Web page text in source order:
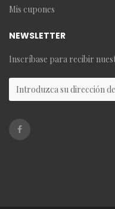
Mis cupones
NEWSLETTER
Inscríbase para recibir